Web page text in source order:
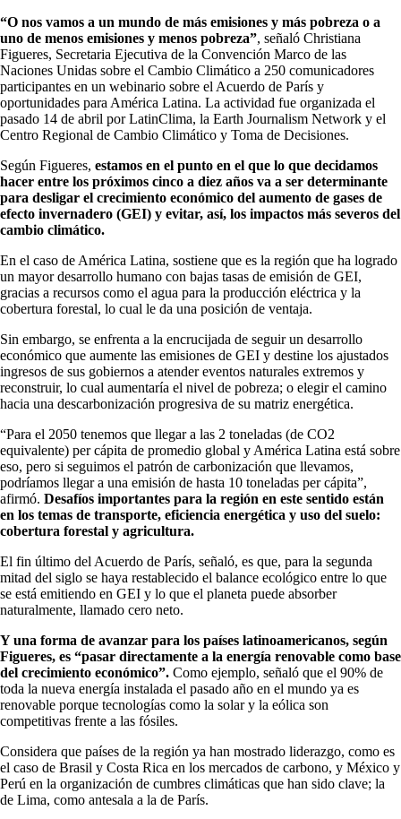
“O nos vamos a un mundo de más emisiones y más pobreza o a
uno de menos emisiones y menos pobreza”, señaló Christiana
Figueres, Secretaria Ejecutiva de la Convención Marco de las
Naciones Unidas sobre el Cambio Climático a 250 comunicadores
participantes en un webinario sobre el Acuerdo de París y
oportunidades para América Latina. La actividad fue organizada el
pasado 14 de abril por LatinClima, la Earth Journalism Network y el
Centro Regional de Cambio Climático y Toma de Decisiones.
Según Figueres, estamos en el punto en el que lo que decidamos
hacer entre los próximos cinco a diez años va a ser determinante
para desligar el crecimiento económico del aumento de gases de
efecto invernadero (GEI) y evitar, así, los impactos más severos del
cambio climático.
En el caso de América Latina, sostiene que es la región que ha logrado
un mayor desarrollo humano con bajas tasas de emisión de GEI,
gracias a recursos como el agua para la producción eléctrica y la
cobertura forestal, lo cual le da una posición de ventaja.
Sin embargo, se enfrenta a la encrucijada de seguir un desarrollo
económico que aumente las emisiones de GEI y destine los ajustados
ingresos de sus gobiernos a atender eventos naturales extremos y
reconstruir, lo cual aumentaría el nivel de pobreza; o elegir el camino
hacia una descarbonización progresiva de su matriz energética.
“Para el 2050 tenemos que llegar a las 2 toneladas (de CO2
equivalente) per cápita de promedio global y América Latina está sobre
eso, pero si seguimos el patrón de carbonización que llevamos,
podríamos llegar a una emisión de hasta 10 toneladas per cápita”,
afirmó. Desafíos importantes para la región en este sentido están
en los temas de transporte, eficiencia energética y uso del suelo:
cobertura forestal y agricultura.
El fin último del Acuerdo de París, señaló, es que, para la segunda
mitad del siglo se haya restablecido el balance ecológico entre lo que
se está emitiendo en GEI y lo que el planeta puede absorber
naturalmente, llamado cero neto.
Y una forma de avanzar para los países latinoamericanos, según
Figueres, es “pasar directamente a la energía renovable como base
del crecimiento económico”. Como ejemplo, señaló que el 90% de
toda la nueva energía instalada el pasado año en el mundo ya es
renovable porque tecnologías como la solar y la eólica son
competitivas frente a las fósiles.
Considera que países de la región ya han mostrado liderazgo, como es
el caso de Brasil y Costa Rica en los mercados de carbono, y México y
Perú en la organización de cumbres climáticas que han sido clave; la
de Lima, como antesala a la de París.